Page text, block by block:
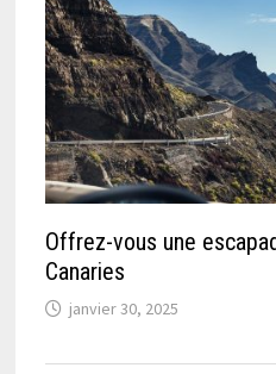
Offrez-vous une
Canaries
janvier 30, 2025